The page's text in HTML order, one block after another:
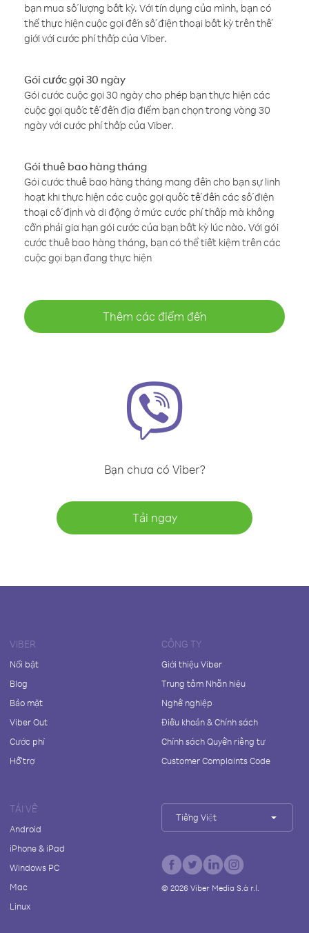
bạn mua số lượng bất kỳ. Với tín dụng của mình, bạn có
thể thực hiện cuộc gọi đến số điện thoại bất kỳ trên thế
giới với cước phí thấp của Viber.
Gói cước gọi 30 ngày
Gói cước cuộc gọi 30 ngày cho phép bạn thực hiện các
cuộc gọi quốc tế đến địa điểm bạn chọn trong vòng 30
ngày với cước phí thấp của Viber.
Gói thuê bao hàng tháng
Gói cước thuê bao hàng tháng mang đến cho bạn sự linh
hoạt khi thực hiện các cuộc gọi quốc tế đến các số điện
thoại cố định và di động ở mức cước phí thấp mà không
cần phải gia hạn gói cước của bạn bất kỳ lúc nào. Với gói
cước thuê bao hàng tháng, bạn có thể tiết kiệm trên các
cuộc gọi bạn đang thực hiện
Thêm các điểm đến
Bạn chưa có Viber?
Tải ngay
VIBER
Nổi bật
Blog
Bảo mật
Viber Out
Cước phí
Hỗ trợ
CÔNG TY
Giới thiệu Viber
Trung tâm Nhãn hiệu
Nghề nghiệp
Điều khoản & Chính sách
Chính sách Quyền riêng tư
Customer Complaints Code
TẢI VỀ
Android
iPhone & iPad
Windows PC
Mac
Linux
Tiếng Việt
© 2026Viber Media S.à r.l.